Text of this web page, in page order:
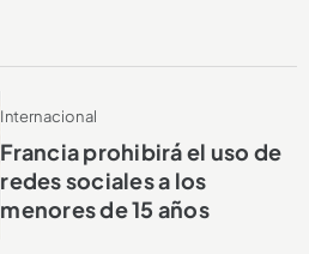
Internacional
Francia prohibirá el uso de
redes sociales a los
menores de 15 años